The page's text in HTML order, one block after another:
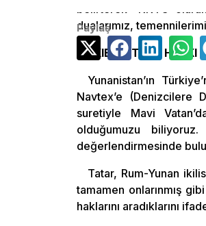
belirterek “KKTC
dualarımız,
“KIBRIS TÜRK HALKI
Yunanistan’ın
Navtex’e (Denizcilere
suretiyle Mavi
olduğumuzu
değerlendirmesinde
Tatar, Rum-Yunan
tamamen onlarınmış
haklarını aradıklarını
Paylaş